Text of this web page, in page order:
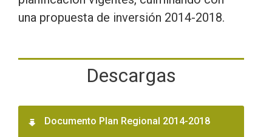
una propuesta de inversión 2014-2018.
Descargas
Documento Plan Regional 2014-2018